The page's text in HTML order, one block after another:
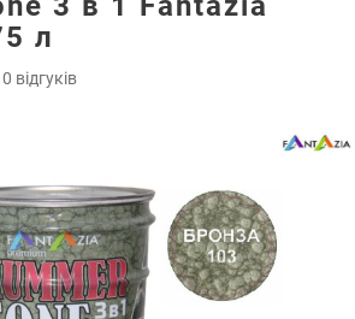
л
0 відгуків